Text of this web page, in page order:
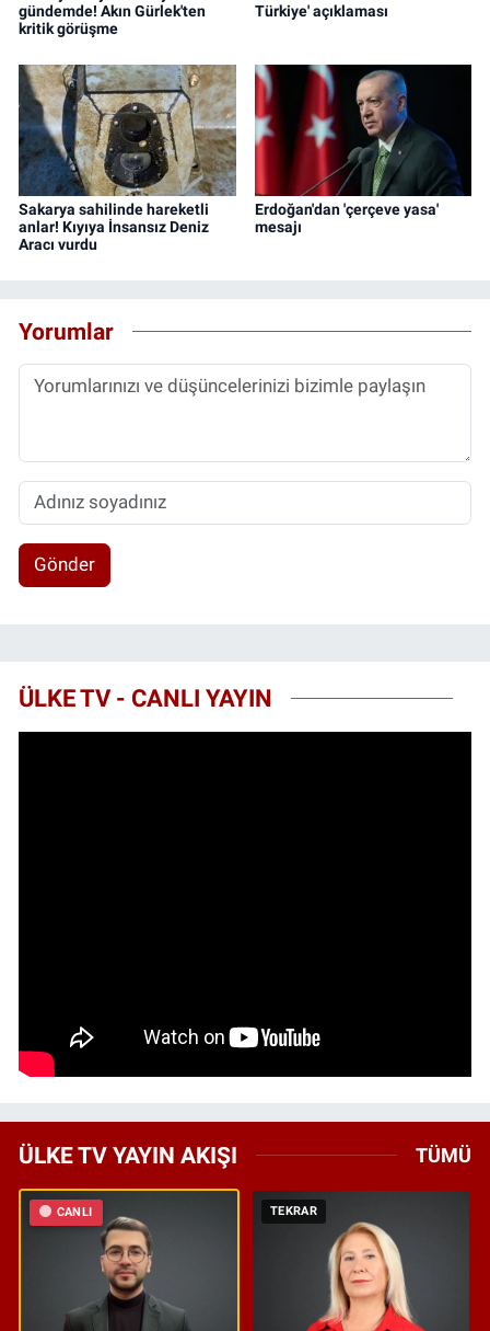
gündemde! Akın Gürlek'ten
kritik görüşme
Türkiye' açıklaması
Sakarya sahilinde hareketli
anlar! Kıyıya İnsansız Deniz
Aracı vurdu
Erdoğan'dan 'çerçeve yasa'
mesajı
Yorumlar
Gönder
ÜLKE TV - CANLI YAYIN
ÜLKE TV YAYIN AKIŞI TÜMÜ
CANLI TEKRAR